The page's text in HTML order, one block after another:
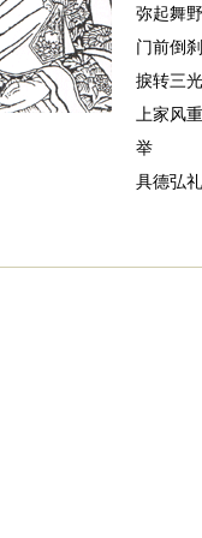
弥起舞
门前倒
捩转三
上家风
举
具德弘